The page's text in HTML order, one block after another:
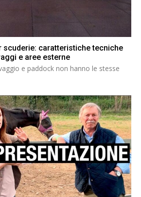
scuderie: caratteristiche tecniche
e aree esterne
e paddock non hanno le stesse